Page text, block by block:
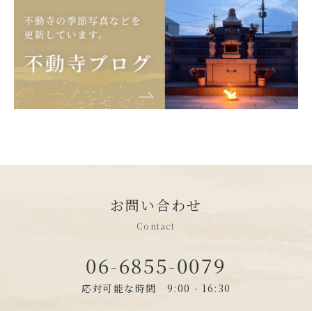
お問い合わせ
Contact
06-6855-0079
応対可能な時間 9:00 - 16:30